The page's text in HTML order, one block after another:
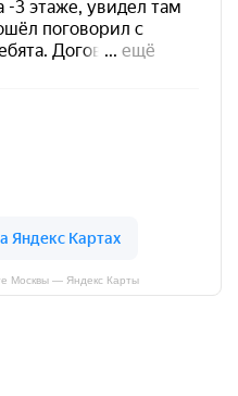
Москвы — Яндекс Карты